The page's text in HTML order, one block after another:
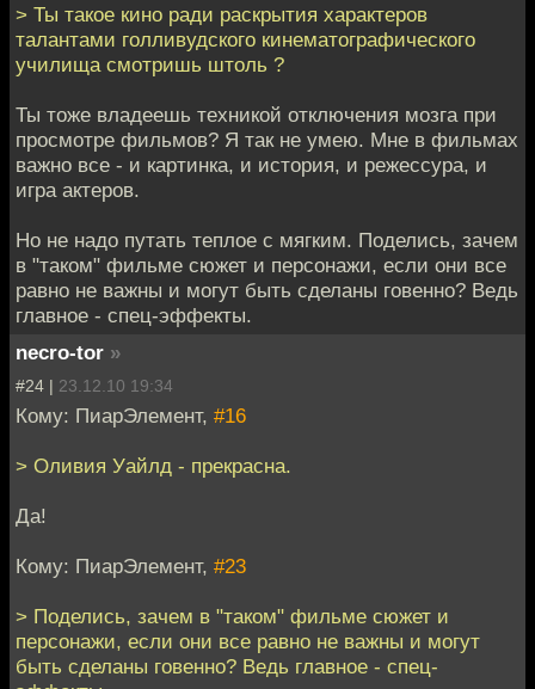
> Ты такое кино ради раскрытия характеров
талантами голливудского кинематографического
училища смотришь штоль ?
Ты тоже владеешь техникой отключения мозга при
просмотре фильмов? Я так не умею. Мне в фильмах
важно все - и картинка, и история, и режессура, и
игра актеров.
Но не надо путать теплое с мягким. Поделись, зачем
в "таком" фильме сюжет и персонажи, если они все
равно не важны и могут быть сделаны говенно? Ведь
главное - спец-эффекты.
necro-tor »
#24 | 23.12.10 19:34
Кому: ПиарЭлемент, #16
> Оливия Уайлд - прекрасна.
Да!
Кому: ПиарЭлемент, #23
> Поделись, зачем в "таком" фильме сюжет и
персонажи, если они все равно не важны и могут
быть сделаны говенно? Ведь главное - спец-